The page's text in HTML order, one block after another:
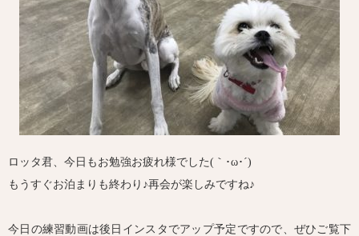
ロッタ君、今日もお勉強お疲れ様でした(｀･ω･´)ゞ
もうすぐお泊まりも終わり♪再会が楽しみですね♪
今日の練習動画は後日インスタでアップ予定ですので、ぜひご覧下